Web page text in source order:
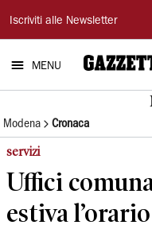
Gazzetta
di
Modena
Iscriviti alle Newsletter
MENU
Modena Cronaca
servizi
Uffici
estiva